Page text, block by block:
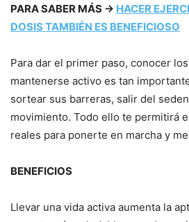
PARA SABER MÁS → HACER
DOSIS TAMBIÉN ES BENEFICIOSO
Para dar el primer paso, conocer
mantenerse activo es tan
sortear sus barreras, salir del
movimiento. Todo ello te permitirá
reales para ponerte en marcha y
BENEFICIOS
Llevar una vida activa aumenta la